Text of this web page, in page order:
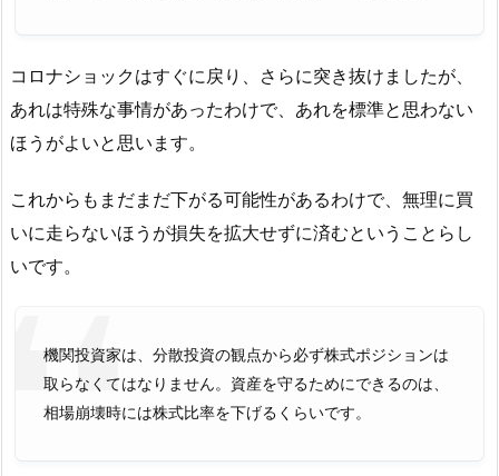
コロナショックはすぐに戻り、さらに突き抜けましたが、
あれは特殊な事情があったわけで、あれを標準と思わない
ほうがよいと思います。
これからもまだまだ下がる可能性があるわけで、無理に買
いに走らないほうが損失を拡大せずに済むということらし
いです。
機関投資家は、分散投資の観点から必ず株式ポジションは
取らなくてはなりません。資産を守るためにできるのは、
相場崩壊時には株式比率を下げるくらいです。